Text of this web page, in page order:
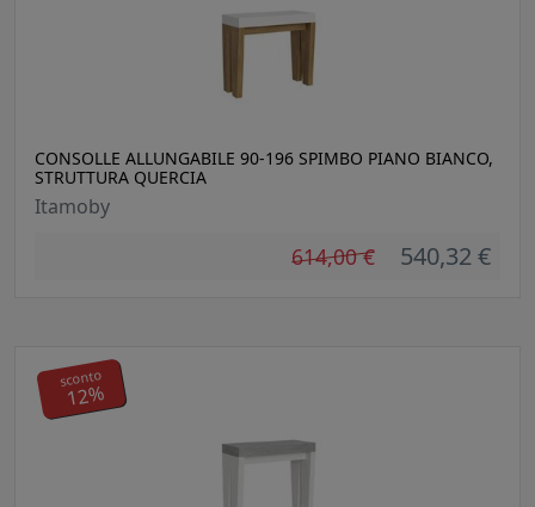
CONSOLLE ALLUNGABILE 90-196 SPIMBO PIANO BIANCO,
STRUTTURA QUERCIA
Itamoby
614,00 € 540,32 €
sconto
12%